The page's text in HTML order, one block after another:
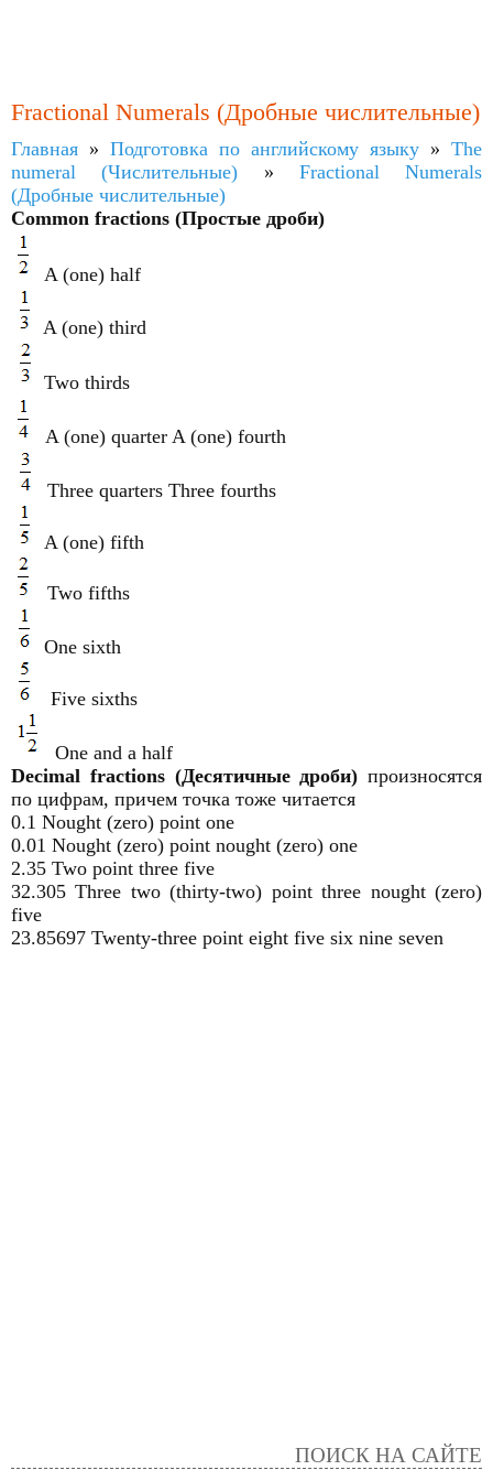
Fractional Numerals (Дробные числительные)
Главная » Подготовка по английскому языку » The
numeral (Числительные) » Fractional Numerals
(Дробные числительные)
Сommon fractions (Простые дроби)
A (one) half
A (one) third
Two thirds
A (one) quarter A (one) fourth
Three quarters Three fourths
A (one) fifth
Two fifths
One sixth
Five sixths
One and a half
Decimal fractions (Десятичные дроби) произносятся
по цифрам, причем точка тоже читается
0.1 Nought (zero) point one
0.01 Nought (zero) point nought (zero) one
2.35 Two point three five
32.305 Three two (thirty-two) point three nought (zero)
five
23.85697 Twenty-three point eight five six nine seven
ПОИСК НА САЙТЕ